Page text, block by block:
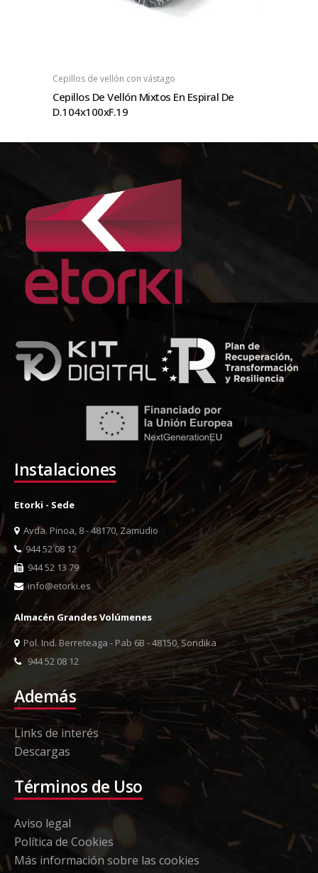
Cepillos de vellón con vástago
Cepillos De Vellón Mixtos En Espiral De
D.104x100xF.19
Instalaciones
Etorki - Sede
Avda. Pinoa, 8 - 48170, Zamudio
944 52 08 12
944 52 13 79
info@etorki.es
Almacén Grandes Volúmenes
Pol. Ind. Berreteaga - Pab 6B - 48150, Sondika
944 52 08 12
Además
Links de interés
Descargas
Términos de Uso
Aviso legal
Política de Cookies
Más información sobre las cookies